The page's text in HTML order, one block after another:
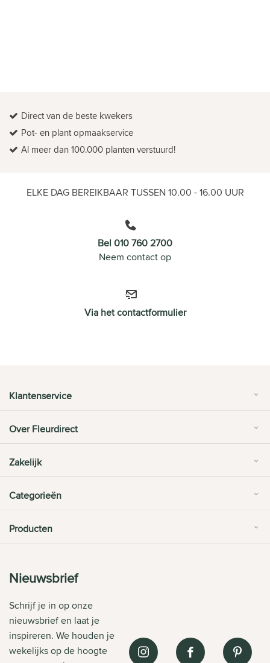
Direct van de beste kwekers
Pot- en plant opmaakservice
Al meer dan 100.000 planten verstuurd!
ELKE DAG BEREIKBAAR TUSSEN 10.00 - 16.00 UUR
Bel 010 760 2700
Neem contact op
Via het contactformulier
Klantenservice
Over Fleurdirect
Zakelijk
Categorieën
Producten
Nieuwsbrief
Schrijf je in op onze
nieuwsbrief en laat je
inspireren. We houden je
wekelijks op de hoogte